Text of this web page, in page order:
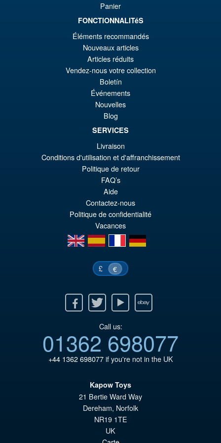
AJOUTER AU PANIER
S.H.Figuarts Rei Ayanami
Neon Genesis Evangelion
Action Figure ( Reissue )
PRÉ COMMANDE
Panier
FONCTIONNALITéS
Éléments recommandés
Nouveaux articles
Articles réduits
Vendez-nous votre collection
Boletín
Événements
Nouvelles
Blog
SERVICES
Livraison
Conditions d'utilisation et d'affranchissement
Politique de retour
FAQ’s
Aide
Contactez-nous
Politique de confidentialité
Vacances
en
es fr de
£ €
Twitter Youtube Ebay
Call us:
01362 698077
+44 1362 698077if you're not in the UK
Kapow Toys
21 Bertie Ward Way
Dereham, Norfolk
NR19 1TE
UK